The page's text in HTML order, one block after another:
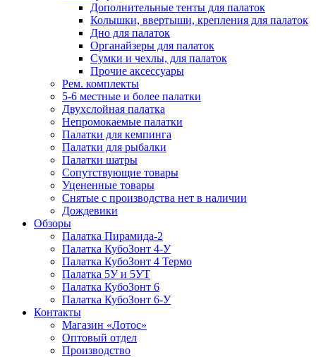
Дополнительные тенты для палаток
Колышки, ввертыши, крепления для палаток
Дно для палаток
Органайзеры для палаток
Сумки и чехлы, для палаток
Прочие аксессуары
Рем. комплекты
5-6 местные и более палатки
Двухслойная палатка
Непромокаемые палатки
Палатки для кемпинга
Палатки для рыбалки
Палатки шатры
Сопутствующие товары
Уцененные товары
Снятые с производства нет в наличии
Дождевики
Обзоры
Палатка Пирамида-2
Палатка КубоЗонт 4-У
Палатка КубоЗонт 4 Термо
Палатка 5У и 5УТ
Палатка КубоЗонт 6
Палатка КубоЗонт 6-У
Контакты
Магазин «Лотос»
Оптовый отдел
Производство